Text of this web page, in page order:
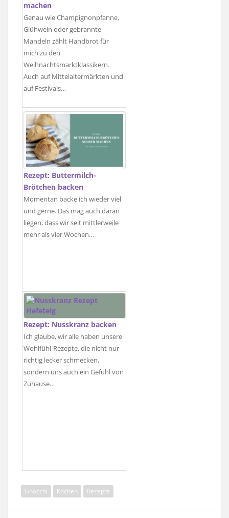
machen
Genau wie Champignonpfanne,
Glühwein oder gebrannte
Mandeln zählt Handbrot für
mich zu den
Weihnachtsmarktklassikern.
Auch auf Mittelaltermärkten und
auf Festivals…
Rezept: Buttermilch-
Brötchen backen
Momentan backe ich wieder viel
und gerne. Das mag auch daran
liegen, dass wir seit mittlerweile
mehr als vier Wochen…
Rezept: Nusskranz backen
Ich glaube, wir alle haben unsere
Wohlfühl-Rezepte, die nicht nur
richtig lecker schmecken,
sondern uns auch ein Gefühl von
Zuhause…
Gnocchi Kochen Rezepte